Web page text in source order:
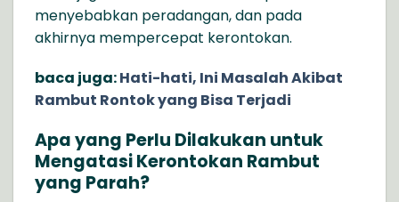
menyebabkan peradangan, dan pada
akhirnya mempercepat kerontokan.
baca juga:Hati-hati, Ini Masalah Akibat
Rambut Rontok yang Bisa Terjadi
Apa yang Perlu Dilakukan untuk
Mengatasi Kerontokan Rambut
yang Parah?